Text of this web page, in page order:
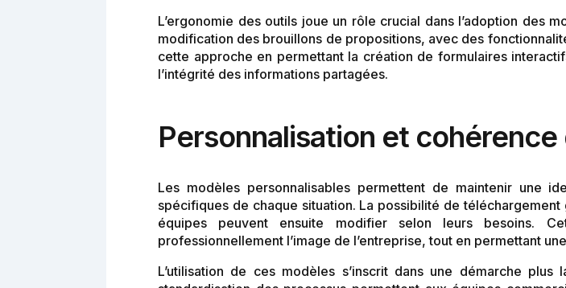
L’ergonomie des outils joue un rôle crucial dans l’adoption des
modification des brouillons de propositions, avec des
cette approche en permettant la création de formulaires
l’intégrité des informations partagées.
Personnalisation et
Les modèles personnalisables permettent de maintenir une
spécifiques de chaque situation. La possibilité de
équipes peuvent ensuite modifier selon leurs besoins.
professionnellement l’image de l’entreprise, tout en permettant
L’utilisation de ces modèles s’inscrit dans une démarche